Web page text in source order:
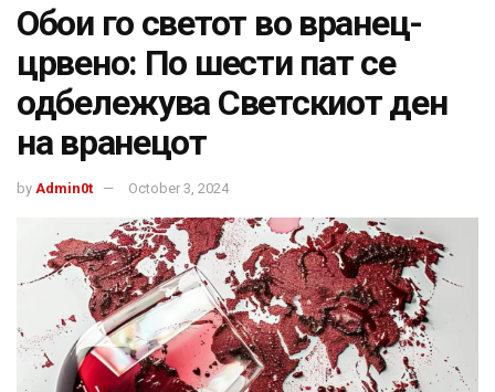
Обои го светот во вранец-
црвено: По шести пат се
одбележува Светскиот ден
на вранецот
by Admin0t October 3, 2024